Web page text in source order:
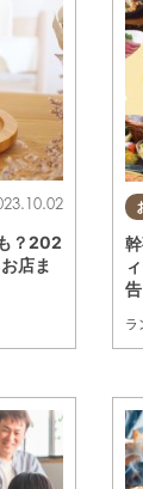
？202
店ま
告
ラ